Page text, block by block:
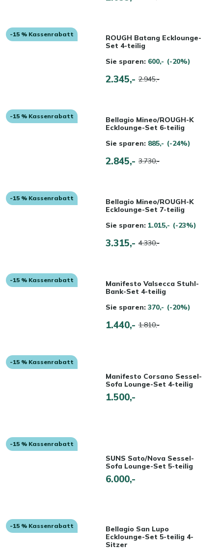
-15 % Kassenrabatt
ROUGH Batang Ecklounge-
Set 4-teilig
Sie sparen: 600,- (-20%)
2.345,- 2.945,-
-15 % Kassenrabatt
Bellagio Mineo/ROUGH-K
Ecklounge-Set 6-teilig
Sie sparen: 885,- (-24%)
2.845,- 3.730,-
-15 % Kassenrabatt
Bellagio Mineo/ROUGH-K
Ecklounge-Set 7-teilig
Sie sparen: 1.015,- (-23%)
3.315,- 4.330,-
-15 % Kassenrabatt
Manifesto Valsecca Stuhl-
Bank-Set 4-teilig
Sie sparen: 370,- (-20%)
1.440,- 1.810,-
-15 % Kassenrabatt
Manifesto Corsano Sessel-
Sofa Lounge-Set 4-teilig
1.500,-
-15 % Kassenrabatt
SUNS Sato/Nova Sessel-
Sofa Lounge-Set 5-teilig
6.000,-
-15 % Kassenrabatt
Bellagio San Lupo
Ecklounge-Set 5-teilig 4-
Sitzer